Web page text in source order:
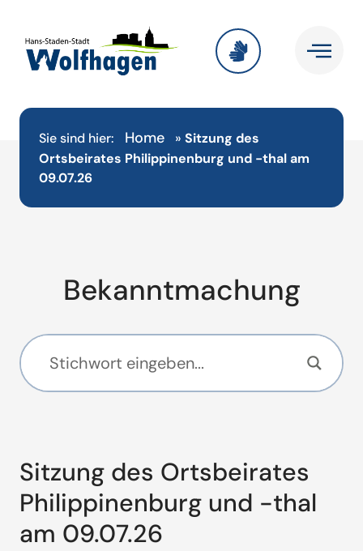
Sie sind hier: Home » Sitzung des
Ortsbeirates Philippinenburg und -thal am
09.07.26
Bekanntmachung
Sitzung des Ortsbeirates
Philippinenburg und -thal
am 09.07.26